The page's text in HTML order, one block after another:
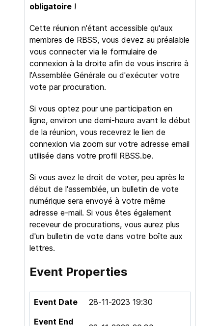
obligatoire !
Cette réunion n'étant accessible qu'aux
membres de RBSS, vous devez au préalable
vous connecter via le formulaire de
connexion à la droite afin de vous inscrire à
l'Assemblée Générale ou d'exécuter votre
vote par procuration.
Si vous optez pour une participation en
ligne, environ une demi-heure avant le début
de la réunion, vous recevrez le lien de
connexion via zoom sur votre adresse email
utilisée dans votre profil RBSS.be.
Si vous avez le droit de voter, peu après le
début de l'assemblée, un bulletin de vote
numérique sera envoyé à votre même
adresse e-mail. Si vous êtes également
receveur de procurations, vous aurez plus
d'un bulletin de vote dans votre boîte aux
lettres.
Event Properties
Event Date
28-11-2023 19:30
Event End